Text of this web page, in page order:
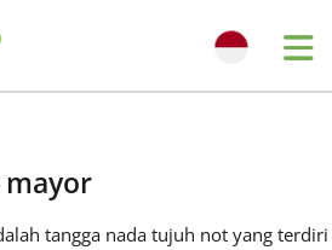
mayor
tangga nada tujuh not yang terdiri